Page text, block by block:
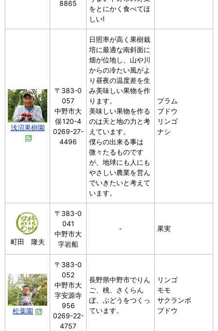
8865
をとにかく食べてほ
しい!
浅沼果樹園
〒383-0
057
中野市大
俣120-4
0269-27-
4496
日照率が高く果樹栽
培に最適な南斜面に
畑が位地し、山や川
からの冷たい風がよ
り昼夜の温度差を生
み美味しい果物を作
ります。
美味しい果物を作る
のは天と地の力と考
えています。
僕らの出来る事は
微々たるものです
が、地球にも人にも
やさしい農業を営ん
でいきたいと考えて
います。
プラム
ブドウ
リンゴ
ナシ
町田 隆夫
〒383-0
041
中野市大
字岩船
‐ 果実
松葉園
〒383-0
052
中野市大
字安源寺
956
0269-22-
4757
長野県中野市でりん
ご、桃、さくらん
ぼ、ぶどうをつくっ
ています。
リンゴ
モモ
サクランボ
ブドウ